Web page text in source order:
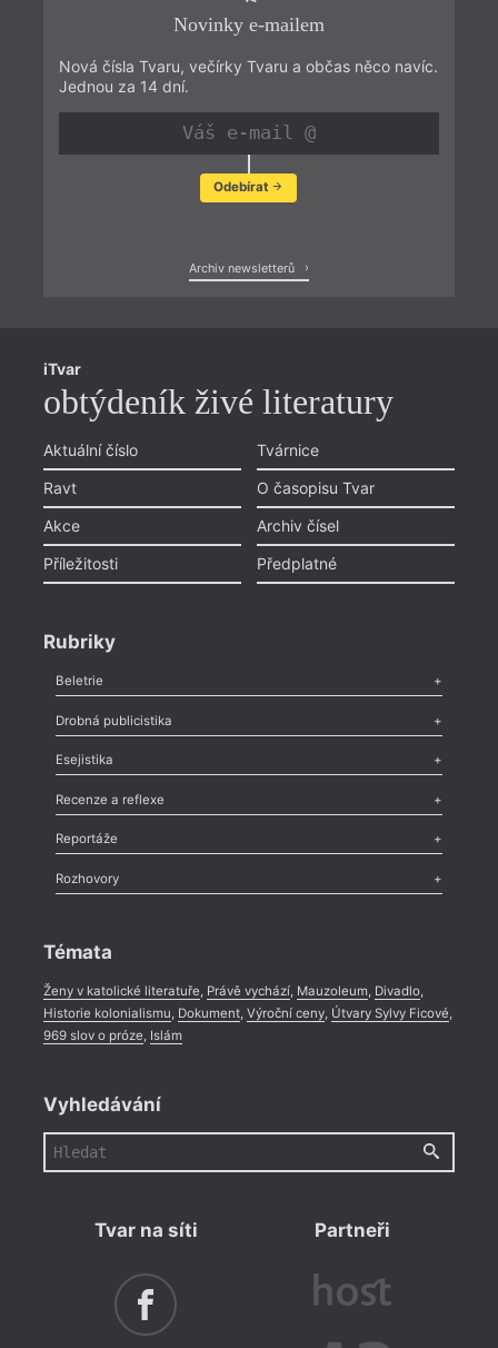
Novinky e-mailem
Nová čísla Tvaru, večírky Tvaru a občas něco navíc.
Jednou za 14 dní.
Odebírat
Archiv newsletterů
iTvar
obtýdeník živé literatury
Aktuální číslo
Ravt
Akce
Příležitosti
Tvárnice
O časopisu Tvar
Archiv čísel
Předplatné
Rubriky
Beletrie
Poezie,Próza,Dokumenty
Drobná publicistika
Odlesk
Nekrolog,Glosa,Sloupek,Pozvánka,Literární soutěž,
Esejistika
Esej , Pádlo,Úvaha
Recenze a reflexe
Recenze
Méně slov o próze,Celá rubrika
Reportáže
Literární zítřky
Celá rubrika
Rozhovory
Témata
Ženy v katolické literatuře Právě vychází, Mauzoleum, Divadlo,
Historie kolonialismu Dokument, Výroční ceny, Útvary Sylvy Ficové
969 slov o próze Islám
Vyhledávání
Tvar na síti Partneři